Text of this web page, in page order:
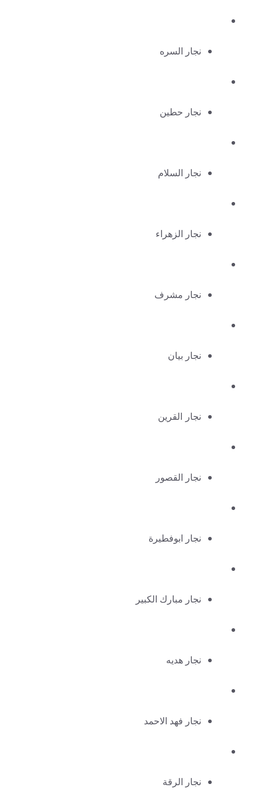
نجار السره
نجار حطين
نجار السلام
نجار الزهراء
نجار مشرف
نجار بيان
نجار القرين
نجار القصور
نجار ابوفطيرة
نجار مبارك الكبير
نجار هديه
نجار فهد الاحمد
نجار الرقة